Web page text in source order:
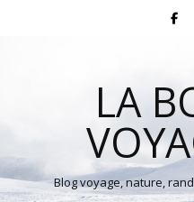
LA
Blog voyage, nature,